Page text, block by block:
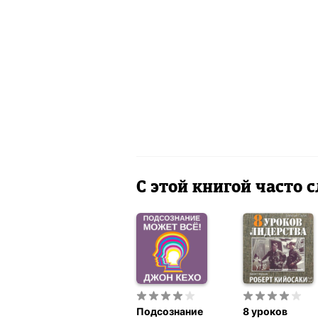
С этой книгой часто
Подсознание
8 уроков